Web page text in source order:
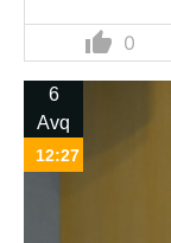
thumb_up 0
6
Avq
12:27